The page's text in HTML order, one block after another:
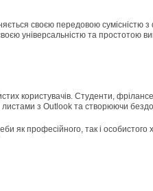
своєю передовою
універсальністю та простотою
користувачів. Студенти,
з Outlook та створюючи
професійного, так і особистого